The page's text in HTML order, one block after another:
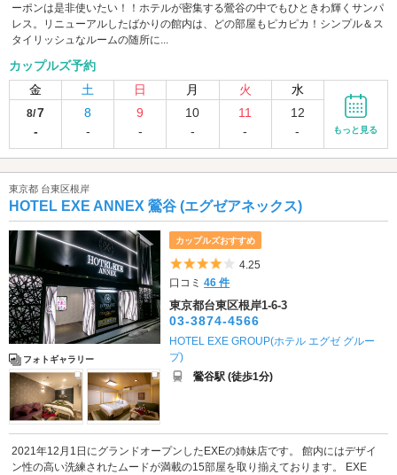
ーポンは是非使いたい！！ホテルが密集する鶯谷の中でもひときわ輝くサンパ
レス。リニューアルしたばかりの館内は、どの部屋もピカピカ！シンプル＆ス
タイリッシュなルームの随所に...
カップルズ予約
金
土 日 月 火 水
8/7
-
8
-
9
-
10
-
11
-
12
-
もっと見る
東京都 台東区根岸
HOTEL EXE ANNEX 鶯谷 (エグゼアネックス)
フォトギャラリー
カップルズおすすめ
5つ星のうち4
4.25
口コミ46 件
東京都台東区根岸1-6-3
03-3874-4566
HOTEL EXE GROUP(ホテル エグゼ グルー
プ)
鶯谷駅 (徒歩1分)
2021年12月1日にグランドオープンしたEXEの姉妹店です。 館内にはデザイ
ン性の高い洗練されたムードが満載の15部屋を取り揃えております。 EXE